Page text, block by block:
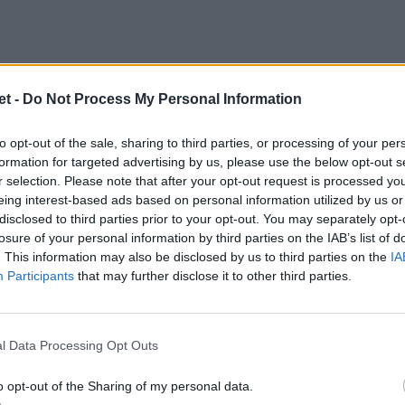
- Do Not Process My Personal Information
opt-out of the sale, sharing to third parties, or processing of your
for targeted advertising by us, please use the below opt-out
selection. Please note that after your opt-out request is processed
interest-based ads based on personal information utilized by us
to third parties prior to your opt-out. You may separately
of your personal information by third parties on the IAB’s list of
This information may also be disclosed by us to third parties on the
Participants that may further disclose it to other third parties.
Data Processing Opt Outs
opt-out of the Sharing of my personal data.
finito in vantaggio 3-0 per la franchigia,
a segno conStavilesulla bandierina,
un cartellino giallo, e poi raddoppiano
di corsa di Da Reche porta le Zebre
due volte con Barrett ma non basta.
stagionale in URC, la seconda contro
con Munster. La sfida con Ulster finisce
dai padroni di casa.